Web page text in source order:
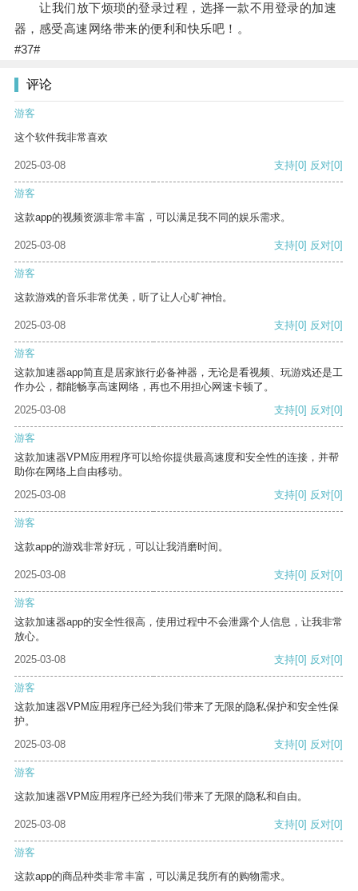
让我们放下烦琐的登录过程，选择一款不用登录的加速
器，感受高速网络带来的便利和快乐吧！。
#37#
评论
游客
这个软件我非常喜欢
2025-03-08 支持[0] 反对[0]
游客
这款app的视频资源非常丰富，可以满足我不同的娱乐需求。
2025-03-08 支持[0] 反对[0]
游客
这款游戏的音乐非常优美，听了让人心旷神怡。
2025-03-08 支持[0] 反对[0]
游客
这款加速器app简直是居家旅行必备神器，无论是看视频、玩游戏还是工
作办公，都能畅享高速网络，再也不用担心网速卡顿了。
2025-03-08
支持[0] 反对[0]
游客
这款加速器VPM应用程序可以给你提供最高速度和安全性的连接，并帮
助你在网络上自由移动。
2025-03-08
支持[0] 反对[0]
游客
这款app的游戏非常好玩，可以让我消磨时间。
2025-03-08 支持[0] 反对[0]
游客
这款加速器app的安全性很高，使用过程中不会泄露个人信息，让我非常
放心。
2025-03-08
支持[0] 反对[0]
游客
这款加速器VPM应用程序已经为我们带来了无限的隐私保护和安全性保
护。
2025-03-08
支持[0] 反对[0]
游客
这款加速器VPM应用程序已经为我们带来了无限的隐私和自由。
2025-03-08 支持[0] 反对[0]
游客
这款app的商品种类非常丰富，可以满足我所有的购物需求。